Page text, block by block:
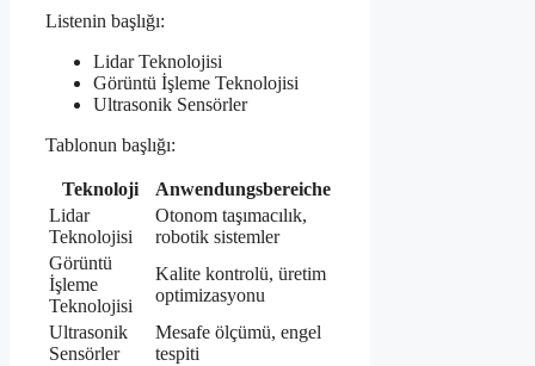
Listenin başlığı:
Lidar Teknolojisi
Görüntü İşleme Teknolojisi
Ultrasonik Sensörler
Tablonun başlığı:
Teknoloji
Anwendungsbereiche
Lidar
Teknolojisi
Otonom taşımacılık,
robotik sistemler
Görüntü
İşleme
Teknolojisi
Kalite kontrolü, üretim
optimizasyonu
Ultrasonik
Sensörler
Mesafe ölçümü, engel
tespiti